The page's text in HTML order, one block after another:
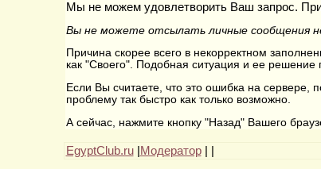
Мы не можем удовлетворить Ваш запрос.
Вы не можете отсылать личные сообщения
Причина скорее всего в некорректном
как "Своего". Подобная ситуация и ее
Если Вы считаете, что это ошибка на сервере,
проблему так быстро как только возможно.
А сейчас, нажмите кнопку "Назад" Вашего
EgyptClub.ru| Модератор|